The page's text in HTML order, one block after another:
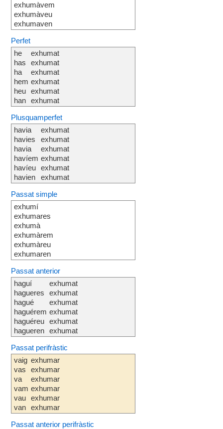
exhumàvem
exhumàveu
exhumaven
Perfet
he
has
ha
hem
heu
han
exhumat
exhumat
exhumat
exhumat
exhumat
exhumat
Plusquamperfet
havia
havies
havia
havíem
havíeu
havien
exhumat
exhumat
exhumat
exhumat
exhumat
exhumat
Passat simple
exhumí
exhumares
exhumà
exhumàrem
exhumàreu
exhumaren
Passat anterior
haguí
hagueres
hagué
haguérem
haguéreu
hagueren
exhumat
exhumat
exhumat
exhumat
exhumat
exhumat
Passat perifràstic
vaig
vas
va
vam
vau
van
exhumar
exhumar
exhumar
exhumar
exhumar
exhumar
Passat anterior perifràstic